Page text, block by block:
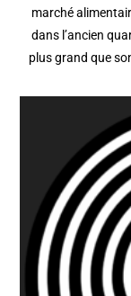
marché
dans l’ancien
plus grand que